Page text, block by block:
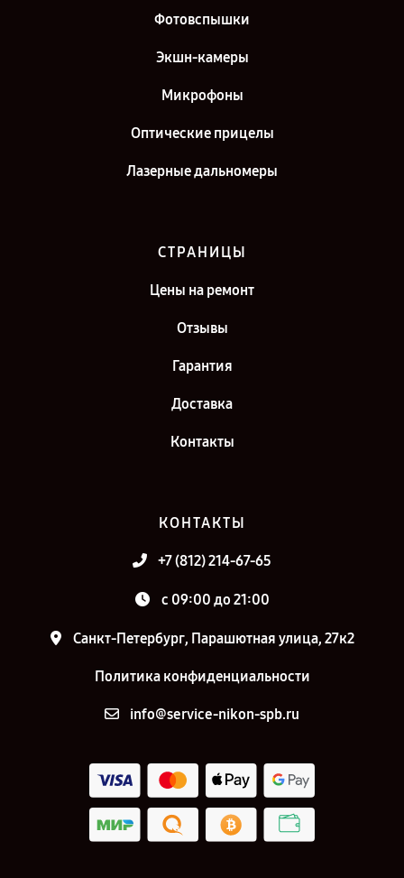
Казань
Фотовспышки
Экшн-камеры
Микрофоны
Оптические прицелы
Лазерные дальномеры
СТРАНИЦЫ
Цены на ремонт
Отзывы
Гарантия
Доставка
Контакты
КОНТАКТЫ
+7 (812) 214-67-65
c 09:00 до 21:00
Санкт-Петербург, Парашютная улица, 27к2
Политика конфиденциальности
info@service-nikon-spb.ru